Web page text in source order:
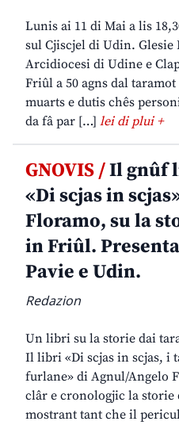
Lunis ai 11 di Mai a lis
sul Cjiscjel di Udin. Glesie
Arcidiocesi di Udine e
Friûl a 50 agns dal
muarts e dutis chês
da fâ par […] lei di plui +
GNOVIS /Il gnûf
«Di scjas in
Floramo, su la
in Friûl.
Pavie e Udin.
Redazion
Un libri su la storie dai
Il libri «Di scjas in scjas, i
furlane» di Agnul/Angelo
clâr e cronologjic la
mostrant tant che il